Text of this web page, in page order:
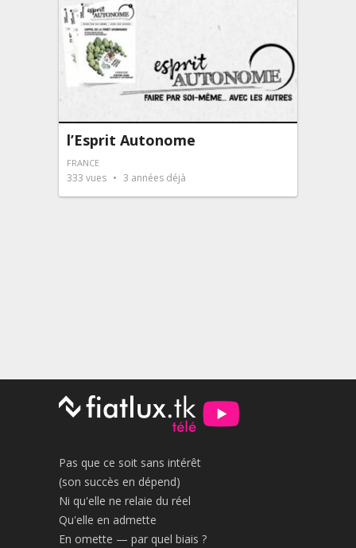
l’Esprit Autonome
FRANCE
333 vues 3 années déjà
Pas que ce soit sans intérêt
(son succès en dépend)
Ni qu'elle ne relaie du réel
Qu'elle en admette
En omette — par quel biais ?